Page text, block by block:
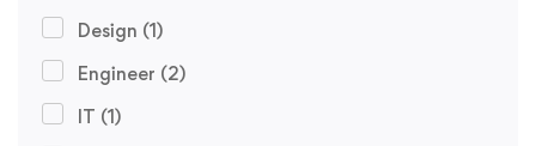
Design (1)
Engineer (2)
IT (1)